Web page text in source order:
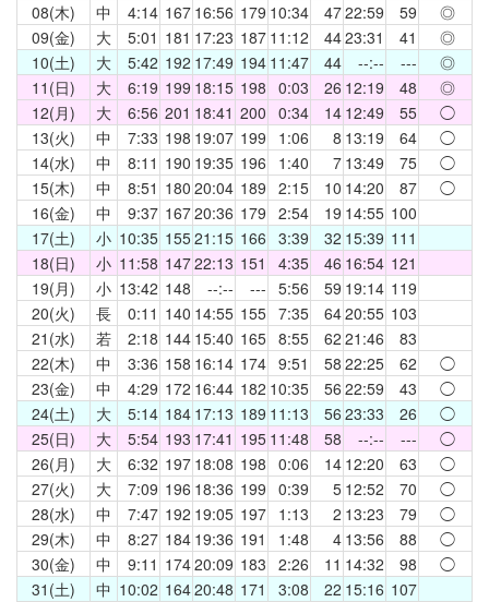
08(木)
中 4:14 167 16:56 179 10:34 4722:59 59 ◎
09(金)
大 5:01 181 17:23 187 11:12 4423:31 41 ◎
10(土)
大 5:42 192 17:49 194 11:47 44 --:-- --- ◎
11(日)
大 6:19 199 18:15 198 0:03 26 12:19 48 ◎
12(月)
大 6:56 201 18:41 200 0:34 14 12:49 55 ◯
13(火)
中 7:33 198 19:07 199 1:06 8 13:19 64 ◯
14(水)
中 8:11 190 19:35 196 1:40 7 13:49 75 ◯
15(木)
中 8:51 180 20:04 189 2:15 10 14:20 87 ◯
16(金)
中 9:37 16720:36 179 2:54 19 14:55 100
17(土)
小 10:35 15521:15 166 3:39 32 15:39 111
18(日)
小 11:58 14722:13 151 4:35 46 16:54 121
19(月)
小 13:42 148 --:-- --- 5:56 59 19:14 119
20(火)
長 0:11 140 14:55 155 7:35 6420:55 103
21(水)
若 2:18 144 15:40 165 8:55 62 21:46 83
22(木)
中 3:36 158 16:14 174 9:51 58 22:25 62 ◯
23(金)
中 4:29 172 16:44 182 10:35 56 22:59 43 ◯
24(土)
大 5:14 184 17:13 189 11:13 56 23:33 26 ◯
25(日)
大 5:54 193 17:41 195 11:48 58 --:-- --- ◯
26(月)
大 6:32 197 18:08 198 0:06 14 12:20 63 ◯
27(火)
大 7:09 196 18:36 199 0:39 5 12:52 70 ◯
28(水)
中 7:47 192 19:05 197 1:13 2 13:23 79 ◯
29(木)
中 8:27 184 19:36 191 1:48 4 13:56 88 ◯
30(金)
中 9:11 17420:09 183 2:26 11 14:32 98 ◯
31(土)
中 10:02 16420:48 171 3:08 22 15:16 107